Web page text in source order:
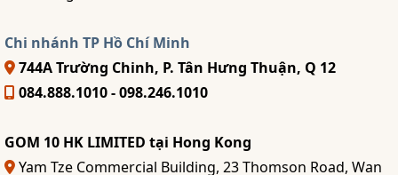
Chi nhánh TP Hồ Chí Minh
744A Trường Chinh, P. Tân Hưng Thuận, Q 12
084.888.1010 - 098.246.1010
GOM 10 HK LIMITED tại Hong Kong
Yam Tze Commercial Building, 23 Thomson Road, Wan